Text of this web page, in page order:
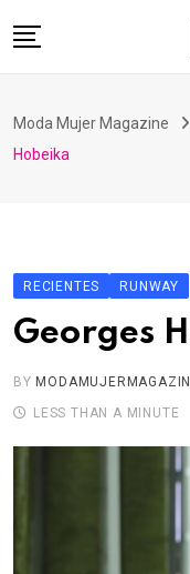
to
Nuestras Revistas
Contacto
Moda Mujer Magazine
Hobeika
RECIENTES RUNWAY
Georges
BY
LESS THAN A MINUTE